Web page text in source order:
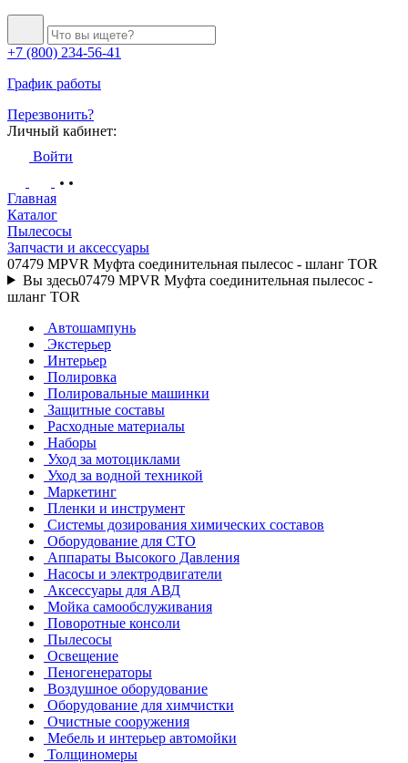
+7 (800) 234-56-41
График работы
Перезвонить?
Личный кабинет:
Войти
Главная
Каталог
Пылесосы
Запчасти и аксессуары
07479 MPVR Муфта соединительная пылесос - шланг TOR
Вы здесь07479 MPVR Муфта соединительная пылесос -
шланг TOR
Автошампунь
Экстерьер
Интерьер
Полировка
Полировальные машинки
Защитные составы
Расходные материалы
Наборы
Уход за мотоциклами
Уход за водной техникой
Маркетинг
Пленки и инструмент
Системы дозирования химических составов
Оборудование для СТО
Аппараты Высокого Давления
Насосы и электродвигатели
Аксессуары для АВД
Мойка самообслуживания
Поворотные консоли
Пылесосы
Освещение
Пеногенераторы
Воздушное оборудование
Оборудование для химчистки
Очистные сооружения
Мебель и интерьер автомойки
Толщиномеры